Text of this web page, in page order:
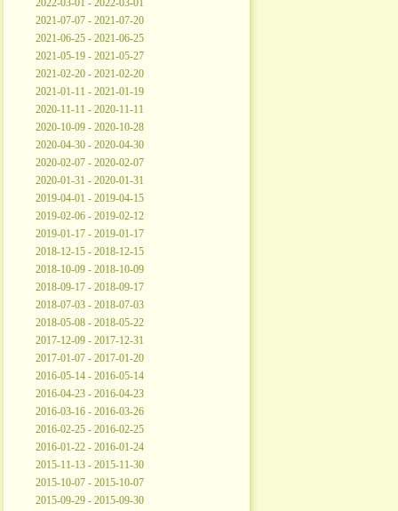
2022-03-01 - 2022-03-01
2021-07-07 - 2021-07-20
2021-06-25 - 2021-06-25
2021-05-19 - 2021-05-27
2021-02-20 - 2021-02-20
2021-01-11 - 2021-01-19
2020-11-11 - 2020-11-11
2020-10-09 - 2020-10-28
2020-04-30 - 2020-04-30
2020-02-07 - 2020-02-07
2020-01-31 - 2020-01-31
2019-04-01 - 2019-04-15
2019-02-06 - 2019-02-12
2019-01-17 - 2019-01-17
2018-12-15 - 2018-12-15
2018-10-09 - 2018-10-09
2018-09-17 - 2018-09-17
2018-07-03 - 2018-07-03
2018-05-08 - 2018-05-22
2017-12-09 - 2017-12-31
2017-01-07 - 2017-01-20
2016-05-14 - 2016-05-14
2016-04-23 - 2016-04-23
2016-03-16 - 2016-03-26
2016-02-25 - 2016-02-25
2016-01-22 - 2016-01-24
2015-11-13 - 2015-11-30
2015-10-07 - 2015-10-07
2015-09-29 - 2015-09-30